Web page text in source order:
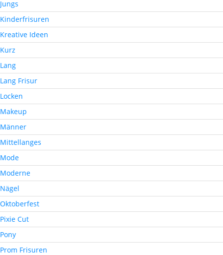
Jungs
Kinderfrisuren
Kreative Ideen
Kurz
Lang
Lang Frisur
Locken
Makeup
Männer
Mittellanges
Mode
Moderne
Nägel
Oktoberfest
Pixie Cut
Pony
Prom Frisuren